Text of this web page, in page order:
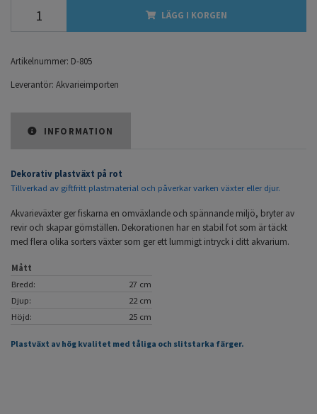
LÄGG I KORGEN
Artikelnummer: D-805
Leverantör: Akvarieimporten
INFORMATION
Dekorativ plastväxt på rot
Tillverkad av giftfritt plastmaterial och påverkar varken växter eller djur.
Akvarieväxter ger fiskarna en omväxlande och spännande miljö, bryter av
revir och skapar gömställen. Dekorationen har en stabil fot som är täckt
med flera olika sorters växter som ger ett lummigt intryck i ditt akvarium.
Mått
Bredd:
27 cm
Djup:
22 cm
Höjd:
25 cm
Plastväxt av hög kvalitet med tåliga och slitstarka färger.